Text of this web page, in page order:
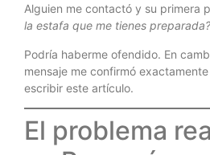
Alguien me contactó y su primera
la estafa que me tienes
Podría haberme ofendido. En
mensaje me confirmó
escribir este artículo.
El problema